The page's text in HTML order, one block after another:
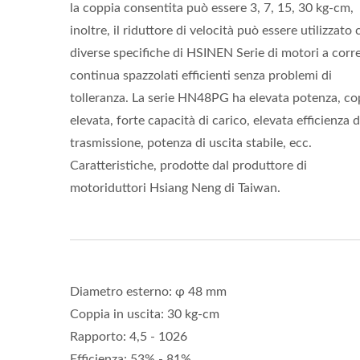
la coppia consentita può essere 3, 7, 15, 30 kg-cm,
inoltre, il riduttore di velocità può essere utilizzato
diverse specifiche di HSINEN Serie di motori a
continua spazzolati efficienti senza problemi di
tolleranza. La serie HN48PG ha elevata potenza,
elevata, forte capacità di carico, elevata efficienza
trasmissione, potenza di uscita stabile, ecc.
Caratteristiche, prodotte dal produttore di
motoriduttori Hsiang Neng di Taiwan.
Diametro esterno: φ 48 mm
Coppia in uscita: 30 kg-cm
Rapporto: 4,5 - 1026